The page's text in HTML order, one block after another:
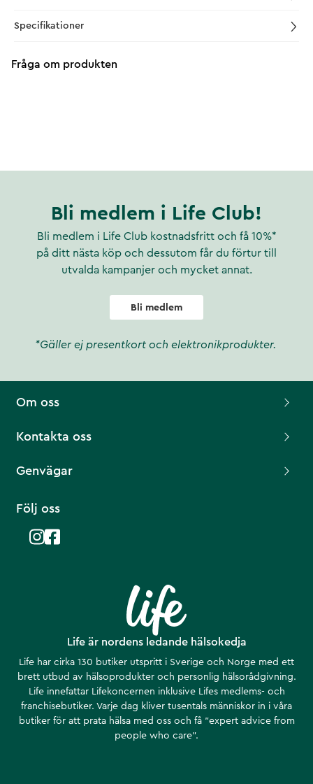
Specifikationer
Fråga om produkten
Bli medlem i Life Club!
Bli medlem i Life Club kostnadsfritt och få 10%*
på ditt nästa köp och dessutom får du förtur till
utvalda kampanjer och mycket annat.
Bli medlem
*Gäller ej presentkort och elektronikprodukter.
Life är nordens ledande hälsokedja
Life har cirka 130 butiker utspritt i Sverige och Norge med ett
brett utbud av hälsoprodukter och personlig hälsorådgivning.
Life innefattar Lifekoncernen inklusive Lifes medlems- och
franchisebutiker. Varje dag kliver tusentals människor in i våra
butiker för att prata hälsa med oss och få ”expert advice from
people who care”.
Om oss
Kontakta oss
Genvägar
Följ oss